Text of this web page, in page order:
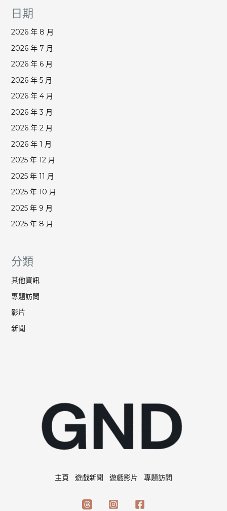
具
在
影
日期
2026 年 8 月
2026 年 7 月
2026 年 6 月
2026 年 5 月
2026 年 4 月
2026 年 3 月
2026 年 2 月
2026 年 1 月
2025 年 12 月
2025 年 11 月
2025 年 10 月
2025 年 9 月
2025 年 8 月
分類
其他資訊
專題訪問
影片
新聞
主頁 遊戲新聞 遊戲影片 專題訪問